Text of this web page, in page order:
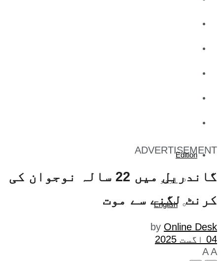
Edition
اردو
English
ADVERTISEMENT
گاندربل میں 22 سالہ نوجوان کی
کرنٹ لگنے سے موت
by Online Desk
04 اگست 2025
A A